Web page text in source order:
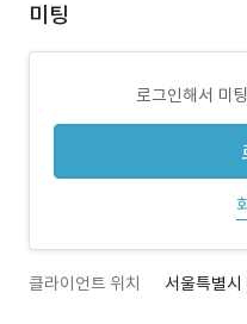
미팅
로그인해서 미
클라이언트 위치 서울특별시